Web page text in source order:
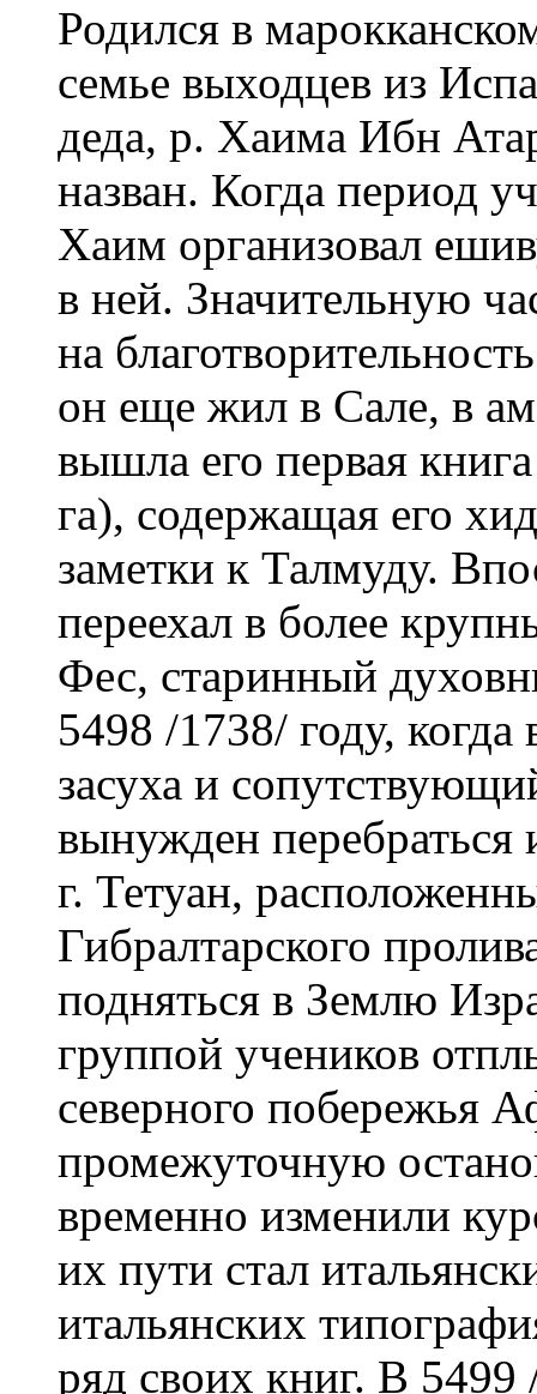
Родился в
семье выходцев из
деда, р. Хаима Ибн
назван. Когда период
Хаим организовал
в ней. Значительную
на
он еще жил в Сале, в
вышла его первая
га), содержащая его
заметки к Талмуду.
переехал в более
Фес, старинный
5498 /1738/ году, когда
засуха и
вынужден перебраться
г. Тетуан,
Гибралтарского
подняться в Землю
группой учеников
северного побережья
промежуточную
временно изменили
их пути стал
итальянских
ряд своих книг. В